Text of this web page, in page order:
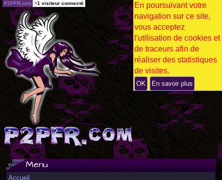
Menu
Accueil
P2PFR.com >1 visiteur connecté
En poursuivant votre
navigation sur ce site,
vous acceptez
l'utilisation de cookies et
de traceurs afin de
réaliser des statistiques
de visites.
OK En savoir plus